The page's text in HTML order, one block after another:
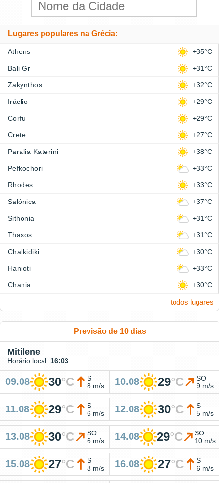
Lugares populares na Grécia:
Athens +35°C
Bali Gr +31°C
Zakynthos +32°C
Iráclio +29°C
Corfu +29°C
Crete +27°C
Paralia Katerini +38°C
Pefkochori +33°C
Rhodes +33°C
Salónica +37°C
Sithonia +31°C
Thasos +31°C
Chalkidiki +30°C
Hanioti +33°C
Chania +30°C
todos lugares
Previsão de 10 dias
Mitilene
Horário local: 16:03
09.08 30°C
S
8 m/s
10.08 29°C
SO
9 m/s
11.08 29°C
S
6 m/s
12.08 30°C
S
5 m/s
13.08 30°C
SO
6 m/s
14.08 29°C
SO
10 m/s
15.08 27°C
S
8 m/s
16.08 27°C
S
6 m/s